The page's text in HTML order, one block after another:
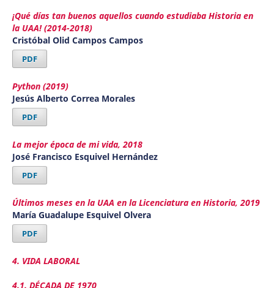
¡Qué días tan buenos aquellos cuando estudiaba Historia en
la UAA! (2014-2018)
Cristóbal Olid Campos Campos
PDF
Python (2019)
Jesús Alberto Correa Morales
PDF
La mejor época de mi vida, 2018
José Francisco Esquivel Hernández
PDF
Últimos meses en la UAA en la Licenciatura en Historia, 2019
María Guadalupe Esquivel Olvera
PDF
4. VIDA LABORAL
4.1. DÉCADA DE 1970